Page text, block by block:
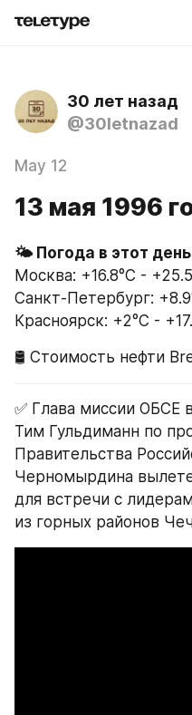
30 лет назад
@30letnazad
May 12
13 мая 1996
Москва: +16.8°C -
Санкт-Петербург:
Красноярск: +2°C -
🛢 Стоимость нефти
✅ Глава миссии ОБСЕ
Тим Гульдиманн по
Правительства
Черномырдина
для встречи с
из горных районов